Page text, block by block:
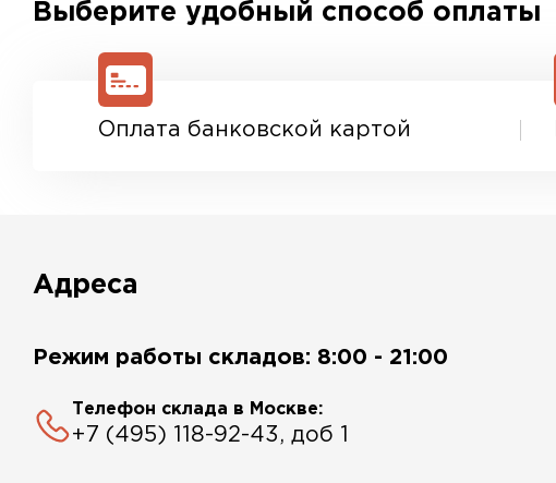
Выберите удобный способ оплаты
Оплата банковской картой
Адреса
Режим работы складов: 8:00 - 21:00
Телефон склада в Москве:
+7 (495) 118-92-43, доб 1